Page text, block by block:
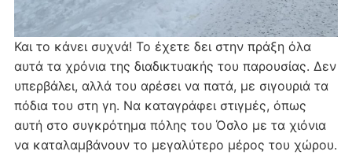
Και το κάνει συχνά! Το έχετε δει στην πράξη όλα
αυτά τα χρόνια της διαδικτυακής του παρουσίας. Δεν
υπερβάλει, αλλά του αρέσει να πατά, με σιγουριά τα
πόδια του στη γη. Να καταγράφει στιγμές, όπως
αυτή στο συγκρότημα πόλης του Όσλο με τα χιόνια
να καταλαμβάνουν το μεγαλύτερο μέρος του χώρου.